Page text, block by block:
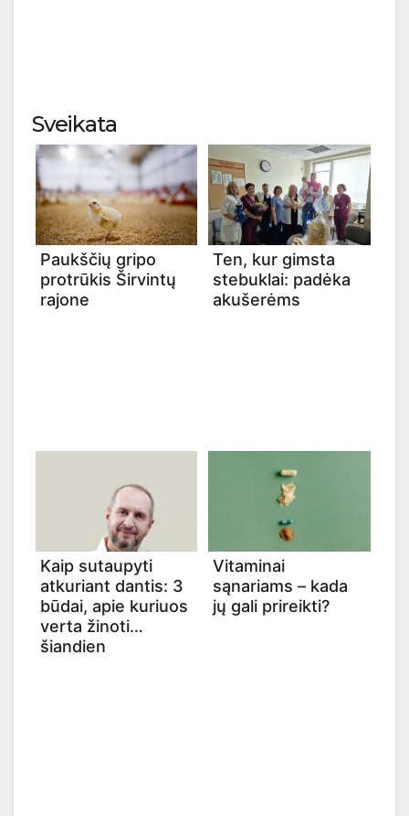
Sveikata
Paukščių gripo
protrūkis Širvintų
rajone
Ten, kur gimsta
stebuklai: padėka
akušerėms
Kaip sutaupyti
atkuriant dantis: 3
būdai, apie kuriuos
verta žinoti
šiandien
Vitaminai
sąnariams – kada
jų gali prireikti?